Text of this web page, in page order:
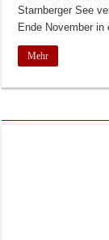
Starnberger See
Ende November
Mehr